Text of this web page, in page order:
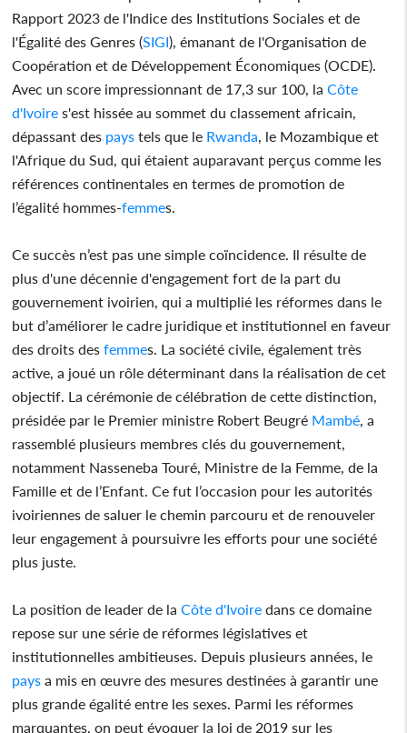
Rapport 2023 de l'Indice des Institutions Sociales et de
l'Égalité des Genres (SIGI), émanant de l'Organisation de
Coopération et de Développement Économiques (OCDE).
Avec un score impressionnant de 17,3 sur 100, laCôte
d'Ivoire s'est hissée au sommet du classement africain,
dépassant des pays tels que le Rwanda, le Mozambique et
l'Afrique du Sud, qui étaient auparavant perçus comme les
références continentales en termes de promotion de
l’égalité hommes-femmes.
Ce succès n’est pas une simple coïncidence. Il résulte de
plus d'une décennie d'engagement fort de la part du
gouvernement ivoirien, qui a multiplié les réformes dans le
but d’améliorer le cadre juridique et institutionnel en faveur
des droits desfemmes. La société civile, également très
active, a joué un rôle déterminant dans la réalisation de cet
objectif. La cérémonie de célébration de cette distinction,
présidée par le Premier ministre Robert Beugré Mambé, a
rassemblé plusieurs membres clés du gouvernement,
notamment Nasseneba Touré, Ministre de la Femme, de la
Famille et de l’Enfant. Ce fut l’occasion pour les autorités
ivoiriennes de saluer le chemin parcouru et de renouveler
leur engagement à poursuivre les efforts pour une société
plus juste.
La position de leader de laCôte d'Ivoire dans ce domaine
repose sur une série de réformes législatives et
institutionnelles ambitieuses. Depuis plusieurs années, le
pays a mis en œuvre des mesures destinées à garantir une
plus grande égalité entre les sexes. Parmi les réformes
marquantes, on peut évoquer la loi de 2019 sur les